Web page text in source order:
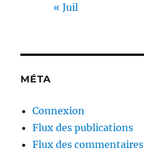
« Juil
MÉTA
Connexion
Flux des publications
Flux des commentaires